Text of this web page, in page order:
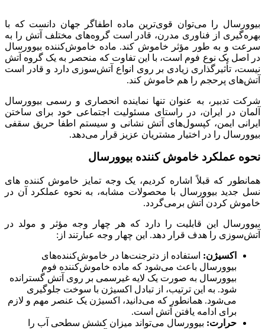
بیوورسال را می‌توان قوی‌ترین ماده اطفاگر جهان دانست که با
بهره‌گیری از فناوری مدرن، قادر است گروه‌های مختلف آتش را به
سرعت و به طور مؤثر خاموش کند. ماده خاموش‌کننده بیوورسال
در اصل یک نوع فوم است، با این تفاوت که منحصر به یک گروه آتش
نیست، تأثیرگذاری زیادی بر روی انواع آتش‌سوزی دارد و قادر است
آتش‌های پرحجم را هم خاموش کند.
شرکت تدبیر، به عنوان تنها نماینده انحصاری و رسمی بیوورسال
آلمان در ایران، در راستای مسئولیت اجتماعی خود برای ساختن
ایرانی ایمن، کپسول‌های آتش نشانی و سیستم اطفا حریق سقفی
بیوورسال را در اختیار مشتریان عزیز قرار می‌دهد.
نحوه عملکرد خاموش کننده بیوورسال
همانطور که قبلاً اشاره کردیم، یک وجه تمایز خاموش کننده های
نسل جدید بیوورسال با محصولات مشابه، به نحوه عملکرد آن در
خاموش کردن آتش برمی‌گردد.
بیوورسال این قابلیت را دارد که هر چهار وجه مؤثر و مولد در
آتش‌سوزی را هدف قرار دهد. این چهار وجه عبارتند از:
اکسیژن: استفاده از دترجنت‌ها در خاموش‌کننده‌های
بیوورسال باعث می‌شود که ماده خاموش‌کننده فوم
بیوورسال به صورت یک لایه غیرسمی بر روی آتش گسترانده
شود. به این ترتیب، از تبادل اکسیژن با سوخت جلوگیری
می‌شود‌. همانطور که می‌دانید، اکسیژن یک عنصر مهم و لازم
برای ادامه یافتن آتش است.
حرارت: بیوورسال می‌تواند میزان کشش سطحی آب را